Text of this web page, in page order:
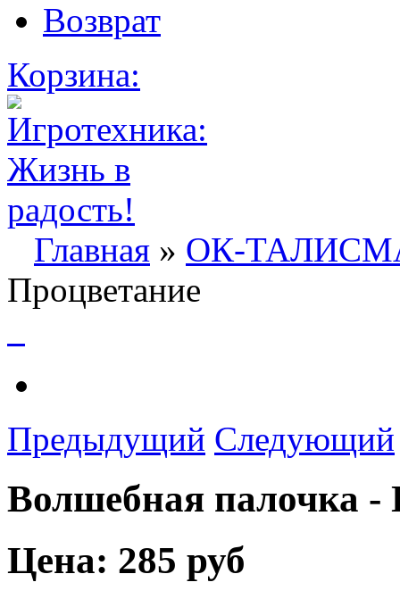
Возврат
Корзина:
Главная » ОК-
Процветание
Предыдущий Следующий
Волшебная палочка -
Цена: 285 руб